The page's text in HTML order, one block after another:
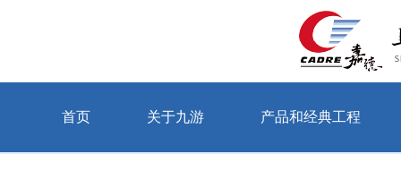
首页 关于九游 产品和经典工程
当前位置：首页 > 关于九游 > 公司动态